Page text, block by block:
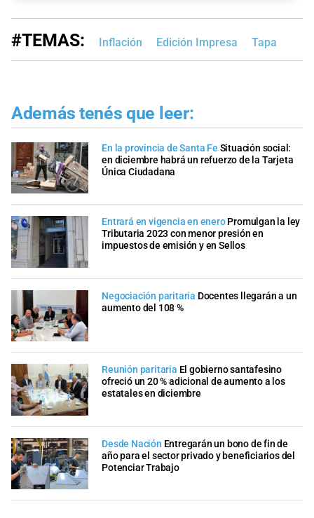
#TEMAS: Inflación Edición Impresa Tapa
Además tenés que leer:
En la provincia de Santa Fe Situación social:
en diciembre habrá un refuerzo de la Tarjeta
Única Ciudadana
Entrará en vigencia en enero Promulgan la ley
Tributaria 2023 con menor presión en
impuestos de emisión y en Sellos
Negociación paritaria Docentes llegarán a un
aumento del 108 %
Reunión paritaria El gobierno santafesino
ofreció un 20 % adicional de aumento a los
estatales en diciembre
Desde Nación Entregarán un bono de fin de
año para el sector privado y beneficiarios del
Potenciar Trabajo